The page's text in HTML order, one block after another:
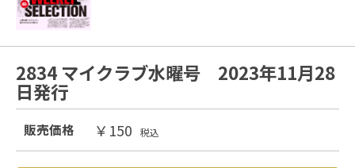
2834 マイクラブ水曜号 2023年11月28
日発行
販売価格 ￥150 税込